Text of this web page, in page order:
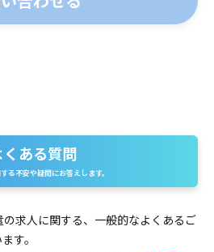
くある質問
る不安や疑問にお答えします。
求人に関する、一般的なよくあるご
す。